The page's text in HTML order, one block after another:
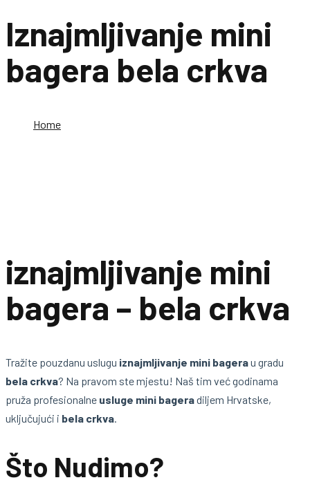
Iznajmljivanje mini
bagera bela crkva
Home
iznajmljivanje mini
bagera – bela crkva
Tražite pouzdanu uslugu iznajmljivanje mini bagerau gradu
bela crkva? Na pravom ste mjestu! Naš tim već godinama
pruža profesionalne usluge mini bageradiljem Hrvatske,
uključujući i bela crkva
Što Nudimo?